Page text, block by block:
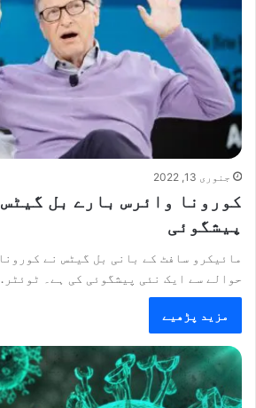
جنوری 13, 2022
کورونا وائرس بارے بل
پیشگوئی
مائیکرو سافٹ کے بانی بل گیٹس نے
حوالے سے ایک نئی پیشگوئی کی ہے۔
مزید پڑھیے